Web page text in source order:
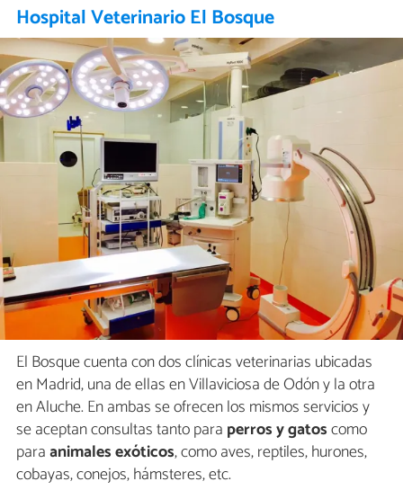
Hospital Veterinario El Bosque
El Bosque cuenta con dos clínicas veterinarias ubicadas
en Madrid, una de ellas en Villaviciosa de Odón y la otra
en Aluche. En ambas se ofrecen los mismos servicios y
se aceptan consultas tanto para perros y gatoscomo
paraanimales exóticos, como aves, reptiles, hurones,
cobayas, conejos, hámsteres, etc.